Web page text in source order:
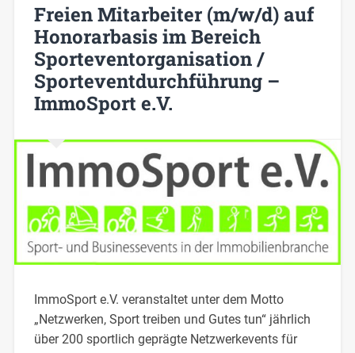
Freien Mitarbeiter (m/w/d) auf
Honorarbasis im Bereich
Sporteventorganisation /
Sporteventdurchführung –
ImmoSport e.V.
ImmoSport e.V. veranstaltet unter dem Motto
„Netzwerken, Sport treiben und Gutes tun“ jährlich
über 200 sportlich geprägte Netzwerkevents für